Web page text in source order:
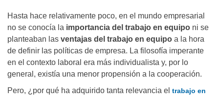
Hasta hace relativamente poco, en el mundo empresarial
no se conocía la importancia del trabajo en equipo ni se
planteaban las ventajas del trabajo en equipo a la hora
de definir las políticas de empresa. La filosofía imperante
en el contexto laboral era más individualista y, por lo
general, existía una menor propensión a la cooperación.
Pero, ¿por qué ha adquirido tanta relevancia el trabajo en